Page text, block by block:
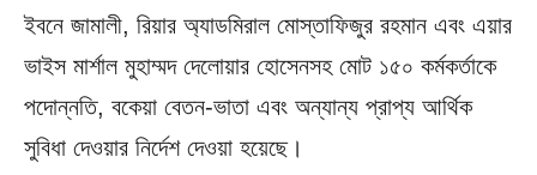
ইবনে জামালী, রিয়ার অ্যাডমিরাল মোস্তাফিজুর রহমান এবং এয়ার
ভাইস মার্শাল মুহাম্মদ দেলোয়ার হোসেনসহ মোট ১৫০ কর্মকর্তাকে
পদোন্নতি, বকেয়া বেতন-ভাতা এবং অন্যান্য প্রাপ্য আর্থিক
সুবিধা দেওয়ার নির্দেশ দেওয়া হয়েছে।